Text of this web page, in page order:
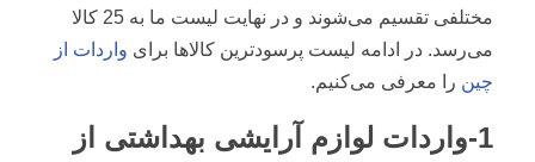
مختلفی تقسیم می‌شوند و در نهایت لیست ما به 25 کالا
می‌رسد. در ادامه لیست پرسودترین کالاها برای واردات از
چین را معرفی می‌کنیم.
1-واردات لوازم آرایشی بهداشتی از